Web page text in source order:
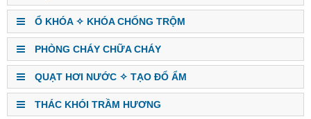
Ổ KHÓA ✧ KHÓA CHỐNG TRỘM
PHÒNG CHÁY CHỮA CHÁY
QUẠT HƠI NƯỚC ✧ TẠO ĐỔ ẨM
THÁC KHÓI TRẦM HƯƠNG